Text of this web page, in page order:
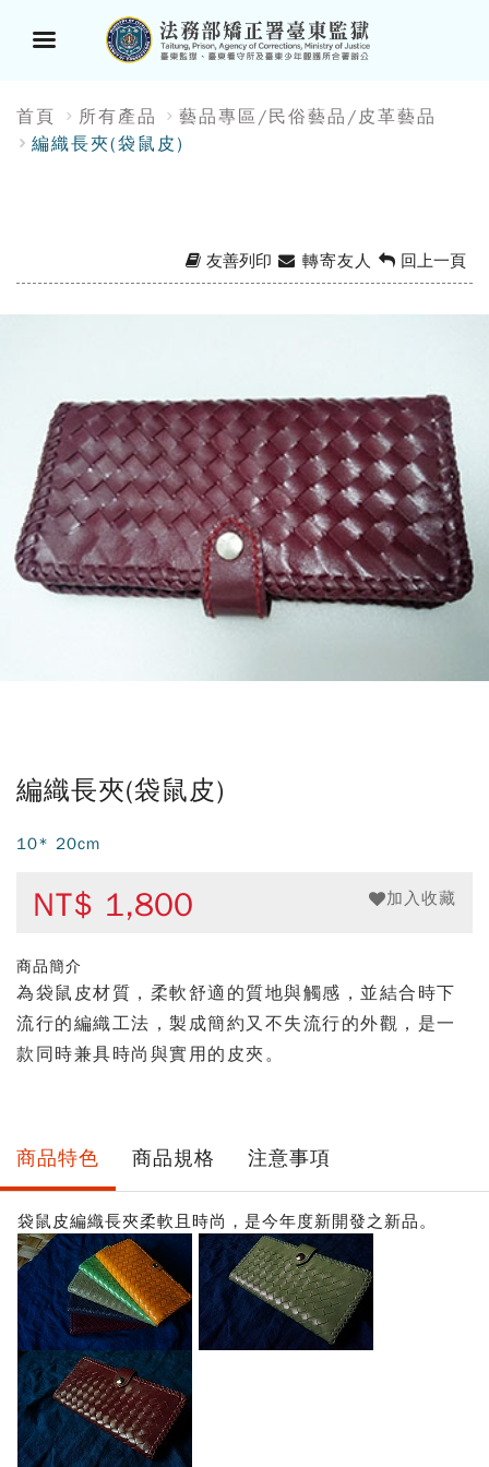
單
首頁 所有產品
藝品專區/民俗藝品/皮革藝品
編織長夾(袋鼠皮)
友善列印 轉寄友人 回上一頁
編織長夾(袋鼠皮)
10* 20cm
NT$ 1,800 加入收藏
商品簡介
為袋鼠皮材質，柔軟舒適的質地與觸感，並結合時下
流行的編織工法，製成簡約又不失流行的外觀，是一
款同時兼具時尚與實用的皮夾。
商品特色 商品規格 注意事項
袋鼠皮編織長夾柔軟且時尚，是今年度新開發之新品。